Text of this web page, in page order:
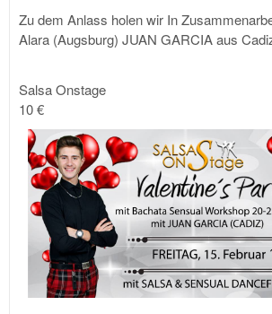
Zu dem Anlass holen wir In
Alara (Augsburg) JUAN GARCIA aus
Salsa Onstage
10 €